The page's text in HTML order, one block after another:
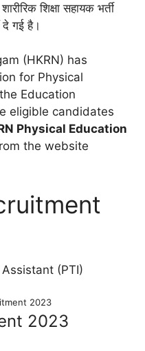
शिक्षा सहायक भर्ती
गई है।
(HKRN) has
for Physical
Education
eligible candidates
Physical Education
the website
2023
2023